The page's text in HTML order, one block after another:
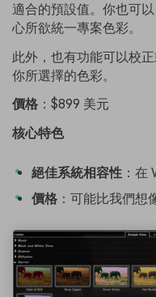
適合的預設值。你也可
心所欲統一專案色彩。
此外，也有功能可以校
你所選擇的色彩。
價格 ：$899 美元
核心特色
絕佳系統相容性 ：在
價格 ：可能比我們想